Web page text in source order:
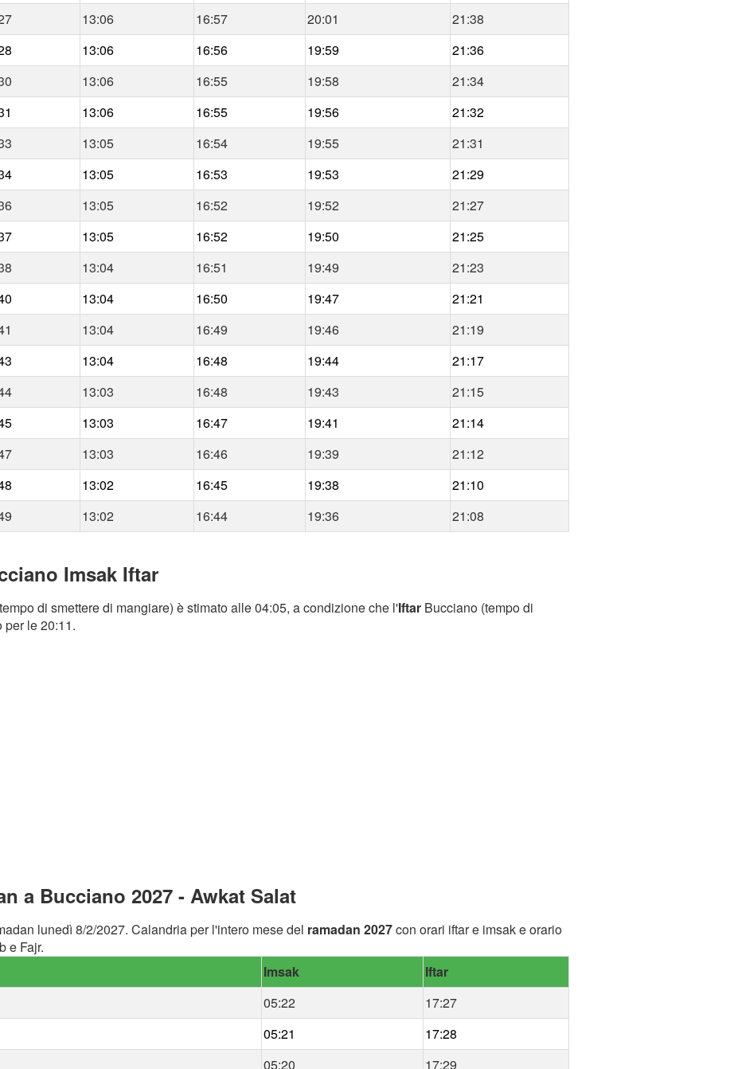
13:06 16:57 20:01
21:38
13:06 16:56 19:59
21:36
13:06 16:55 19:58
21:34
13:06 16:55 19:56
21:32
13:05 16:54 19:55
21:31
13:05 16:53 19:53
21:29
13:05 16:52 19:52
21:27
13:05 16:52 19:50
21:25
13:04 16:51 19:49
21:23
13:04 16:50 19:47
21:21
13:04 16:49 19:46
21:19
13:04 16:48 19:44
21:17
13:03 16:48 19:43
21:15
13:03 16:47 19:41
21:14
13:03 16:46 19:39
21:12
13:02 16:45 19:38
21:10
13:02 16:44 19:36 21:08
Imsak Iftar
di smettere di mangiare) è stimato alle 04:05, a condizione che l'Iftar Bucciano (tempo di
per le 20:11.
a Bucciano 2027 - Awkat Salat
lunedì 8/2/2027. Calandria per l'intero mese del ramadan 2027con orari iftar e imsak e orario
e Fajr.
Imsak
Iftar
05:22
17:27
05:21
17:28
05:20 17:29